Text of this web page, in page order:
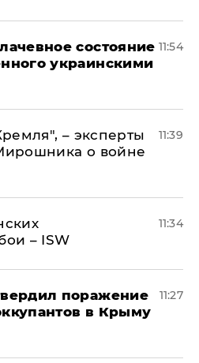
состояние
украинскими
11:54
– эксперты
о войне
11:39
– ISW
11:34
поражение
в Крыму
11:27